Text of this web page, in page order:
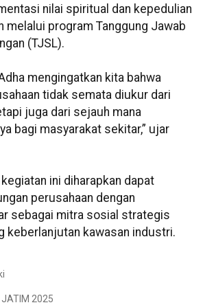
nilai spiritual dan kepedulian
melalui program Tanggung Jawab
(TJSL).
mengingatkan kita bahwa
tidak semata diukur dari
juga dari sejauh mana
bagi masyarakat sekitar,” ujar
kegiatan ini diharapkan dapat
perusahaan dengan
sebagai mitra sosial strategis
keberlanjutan kawasan industri.
2025